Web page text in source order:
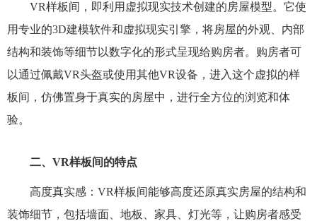
VR样板间，即利用虚拟现实技术创建的房屋模型。它使
用专业的3D建模软件和虚拟现实引擎，将房屋的外观、内部
结构和装饰等细节以数字化的形式呈现给购房者。购房者可
以通过佩戴VR头盔或使用其他VR设备，进入这个虚拟的样
板间，仿佛置身于真实的房屋中，进行全方位的浏览和体
验。
二、VR样板间的特点
高度真实感：VR样板间能够高度还原真实房屋的结构和
装饰细节，包括墙面、地板、家具、灯光等，让购房者感受